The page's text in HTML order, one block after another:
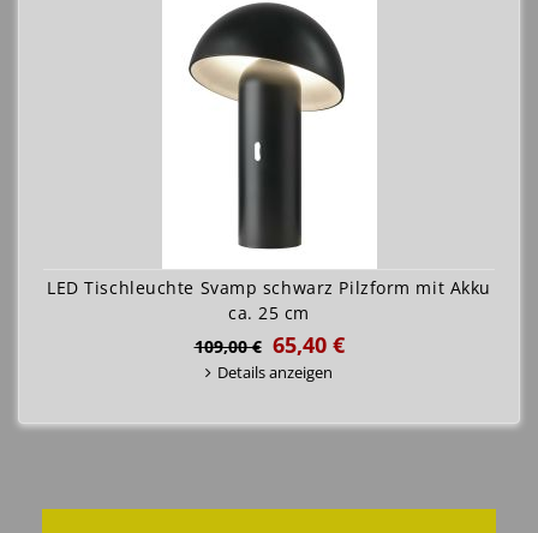
LED Tischleuchte Svamp schwarz Pilzform mit Akku
ca. 25 cm
109,00 € 65,40 €
Details anzeigen